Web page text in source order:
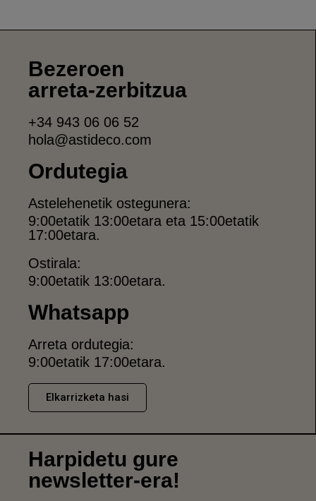
Bezeroen
arreta-zerbitzua
+34 943 06 06 52
hola@astideco.com
Ordutegia
Astelehenetik ostegunera:
9:00etatik 13:00etara eta 15:00etatik
17:00etara.
Ostirala:
9:00etatik 13:00etara.
Whatsapp
Arreta ordutegia:
9:00etatik 17:00etara.
Elkarrizketa hasi
Harpidetu gure
newsletter-era!